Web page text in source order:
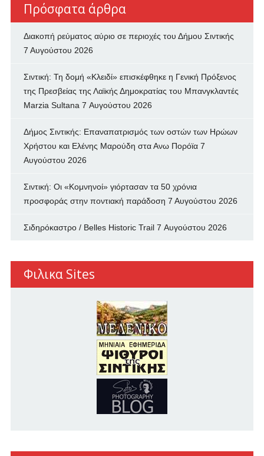
Πρόσφατα άρθρα
Διακοπή ρεύματος αύριο σε περιοχές του Δήμου Σιντικής
7 Αυγούστου 2026
Σιντική: Τη δομή «Κλειδί» επισκέφθηκε η Γενική Πρόξενος
της Πρεσβείας της Λαϊκής Δημοκρατίας του Μπανγκλαντές
Marzia Sultana 7 Αυγούστου 2026
Δήμος Σιντικής: Επαναπατρισμός των oστών των Ηρώων
Χρήστου και Ελένης Μαρούδη στα Ανω Πορόϊα 7
Αυγούστου 2026
Σιντική: Οι «Κομνηνοί» γιόρτασαν τα 50 χρόνια
προσφοράς στην ποντιακή παράδοση 7 Αυγούστου 2026
Σιδηρόκαστρο / Belles Historic Trail 7 Αυγούστου 2026
Φιλικα Sites